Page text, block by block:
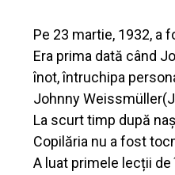
Pe 23 martie, 1932, a
Era prima dată când
înot, întruchipa
Johnny
La scurt timp după
Copilăria nu a fost
A luat primele lecții de